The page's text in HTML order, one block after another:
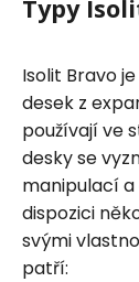
Typy
Isolit Bravo
desek z
používají ve
desky se
manipulací a
dispozici
svými
patří: